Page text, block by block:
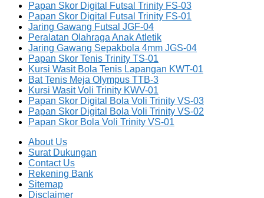
Papan Skor Digital Futsal Trinity FS-03
Papan Skor Digital Futsal Trinity FS-01
Jaring Gawang Futsal JGF-04
Peralatan Olahraga Anak Atletik
Jaring Gawang Sepakbola 4mm JGS-04
Papan Skor Tenis Trinity TS-01
Kursi Wasit Bola Tenis Lapangan KWT-01
Bat Tenis Meja Olympus TTB-3
Kursi Wasit Voli Trinity KWV-01
Papan Skor Digital Bola Voli Trinity VS-03
Papan Skor Digital Bola Voli Trinity VS-02
Papan Skor Bola Voli Trinity VS-01
About Us
Surat Dukungan
Contact Us
Rekening Bank
Sitemap
Disclaimer